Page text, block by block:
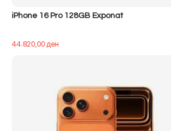
iPhone 16 Pro 128GB Exponat
44.820,00ден